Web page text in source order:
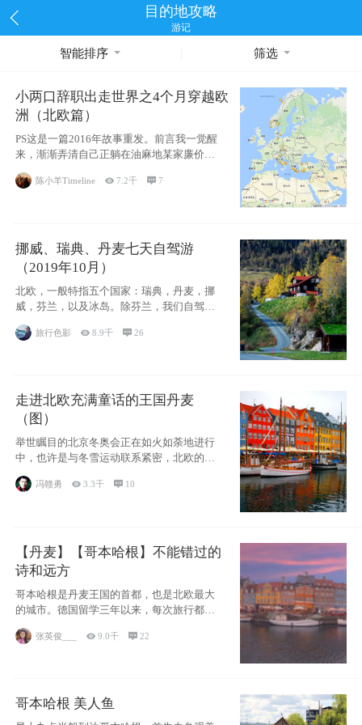
目的地攻略
游记
智能排序 筛选
小两口辞职出走世界之4个月穿越欧
洲（北欧篇）
PS这是一篇2016年故事重发。前言我一觉醒
来，渐渐弄清自己正躺在油麻地某家廉价宾
馆
陈小羊Timeline 7.2千 7
挪威、瑞典、丹麦七天自驾游
（2019年10月）
北欧，一般特指五个国家：瑞典，丹麦，挪
威，芬兰，以及冰岛。除芬兰，我们自驾游
旅行色影 8.9千 26
走进北欧充满童话的王国丹麦
（图）
举世瞩目的北京冬奥会正在如火如荼地进行
中，也许是与冬雪运动联系紧密，北欧的一
些国家因
冯赣勇 3.3千  10
【丹麦】【哥本哈根】不能错过的
诗和远方
哥本哈根是丹麦王国的首都，也是北欧最大
的城市。德国留学三年以来，每次旅行都是
张英俊___ 9.0千 22
哥本哈根 美人鱼